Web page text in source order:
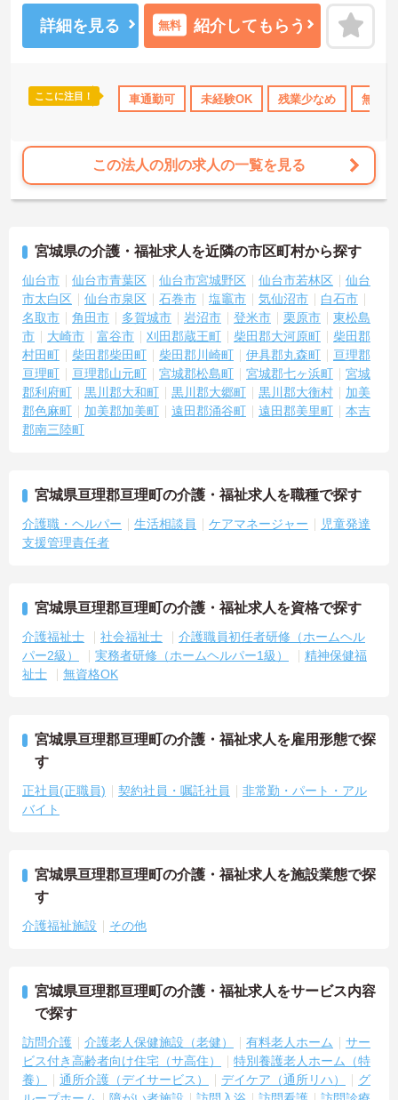
年間休日110日以上 資格取得サポート 産休･育休･介護休
賞与4.4ヶ月実績がございますので、頑張りをしっかりと評価する環
詳細を見る 無料 紹介してもらう
ここに注目！ 車通勤可 未経験OK 残業少なめ 無資
この法人の別の求人の一覧を見る
宮城県の介護・福祉求人を近隣の市区町村から探す
仙台市 仙台市青葉区 仙台市宮城野区 仙台市若林区
仙台
市太白区
仙台市泉区 石巻市 塩竈市 気仙沼市
白石市
名取市
角田市 多賀城市 岩沼市 登米市 栗原市
東松島
市
大崎市 富谷市 刈田郡蔵王町 柴田郡大河原町
柴田郡
村田町
柴田郡柴田町 柴田郡川崎町 伊具郡丸森町
亘理郡
亘理町
亘理郡山元町 宮城郡松島町 宮城郡七ヶ浜町
宮城
郡利府町
黒川郡大和町 黒川郡大郷町 黒川郡大衡村
加美
郡色麻町
加美郡加美町 遠田郡涌谷町 遠田郡美里町
本吉
郡南三陸町
宮城県亘理郡亘理町の介護・福祉求人を職種で探す
介護職・ヘルパー 生活相談員 ケアマネージャー
児童発達
支援管理責任者
宮城県亘理郡亘理町の介護・福祉求人を資格で探す
介護福祉士 社会福祉士
介護職員初任者研修（ホームヘル
パー2級）
実務者研修（ホームヘルパー1級）
精神保健福
祉士
無資格OK
宮城県亘理郡亘理町の介護・福祉求人を雇用形態で探
す
正社員(正職員) 契約社員・嘱託社員
非常勤・パート・アル
バイト
宮城県亘理郡亘理町の介護・福祉求人を施設業態で探
す
介護福祉施設 その他
宮城県亘理郡亘理町の介護・福祉求人をサービス内容
で探す
訪問介護 介護老人保健施設（老健） 有料老人ホーム
サー
ビス付き高齢者向け住宅（サ高住）
特別養護老人ホーム（特
養）
通所介護（デイサービス） デイケア（通所リハ）
グ